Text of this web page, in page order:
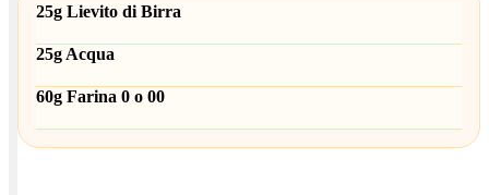
25g Lievito di Birra
25g Acqua
60g Farina 0 o 00